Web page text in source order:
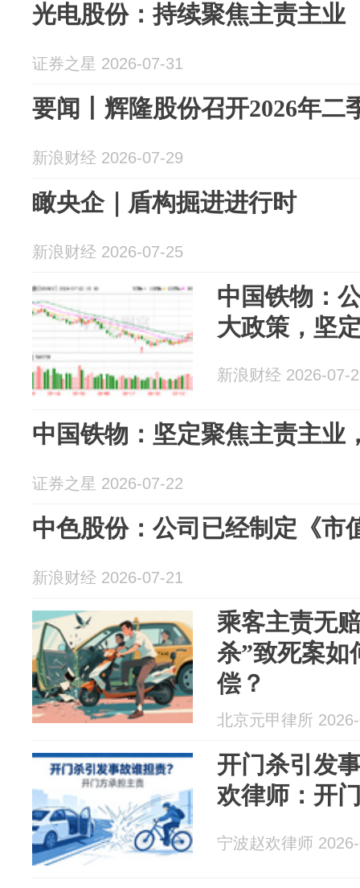
光电股份：持续聚焦主责主业
证券之星 2026-07-31
要闻丨辉隆股份召开2026年二
新浪财经 2026-07-29
瞰央企｜盾构掘进进行时
新浪财经 2026-07-25
中国铁物：
大政策，坚
新浪财经 2026-07-
中国铁物：坚定聚焦主责主业
证券之星 2026-07-22
中色股份：公司已经制定《市
新浪财经 2026-07-21
乘客主责无
杀”致死案如
偿？
北京元甲律所
开门杀引发
欢律师：开
宁波赵欢律师